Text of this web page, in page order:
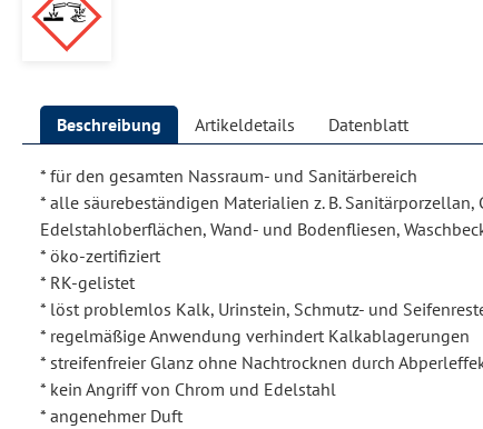
Beschreibung Artikeldetails Datenblatt
* für den gesamten Nassraum- und Sanitärbereich
* alle säurebeständigen Materialien z. B. Sanitärporzellan,
Edelstahloberflächen, Wand- und Bodenfliesen,
* öko-zertifiziert
* RK-gelistet
* löst problemlos Kalk, Urinstein, Schmutz- und
* regelmäßige Anwendung verhindert Kalkablagerungen
* streifenfreier Glanz ohne Nachtrocknen durch
* kein Angriff von Chrom und Edelstahl
* angenehmer Duft